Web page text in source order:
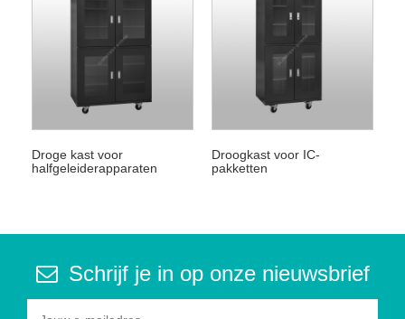
Droge kast voor
halfgeleiderapparaten
Droogkast voor IC-
pakketten
Schrijf je in op onze nieuwsbrief